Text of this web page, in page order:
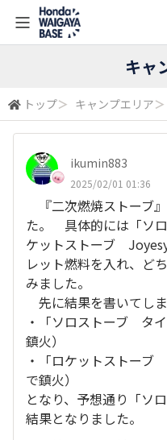
キャ
トップ＞ キャンプエリア＞
ikumin883
2025/02/01 01:36
『二次燃焼ストーブ
た。 具体的には「ソ
ケットストーブ
レット燃料を入れ、ど
みました。
先に結果を書いてしま
・「ソロストーブ タ
鎮火）
・「ロケットストー
で鎮火）
となり、予想通り「ソ
結果となりました。